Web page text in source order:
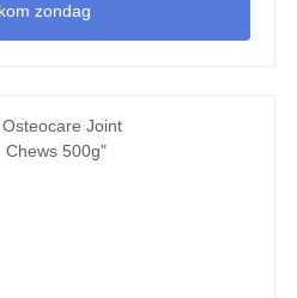
zondag